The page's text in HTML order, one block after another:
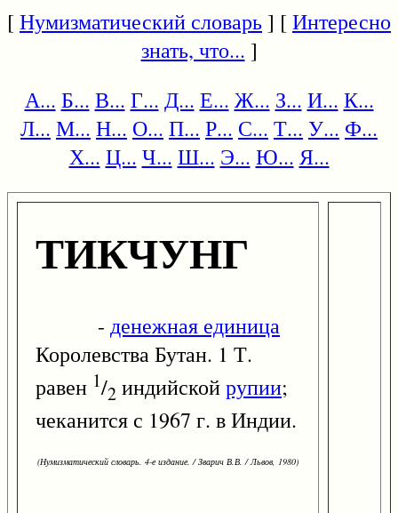
[Нумизматический словарь] [Интересно
знать, что... ]
А... Б... В... Г... Д... Е... Ж... З... И... К...
Л... М... Н... О... П... Р... С... Т... У... Ф...
Х... Ц... Ч... Ш... Э... Ю... Я...
ТИКЧУНГ
- денежная единица
Королевства Бутан. 1 Т.
равен 1/2 индийскойрупии;
чеканится с 1967 г. в Индии.
(Нумизматический словарь. 4-е издание. / Зварич В.В. / Львов, 1980)